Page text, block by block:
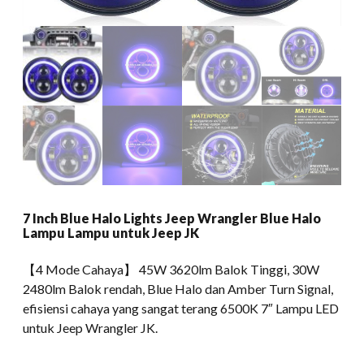
7 Inch Blue Halo Lights Jeep Wrangler Blue Halo
Lampu Lampu untuk Jeep JK
【4 Mode Cahaya】 45W 3620lm Balok Tinggi, 30W
2480lm Balok rendah, Blue Halo dan Amber Turn Signal,
efisiensi cahaya yang sangat terang 6500K 7″ Lampu LED
untuk Jeep Wrangler JK.